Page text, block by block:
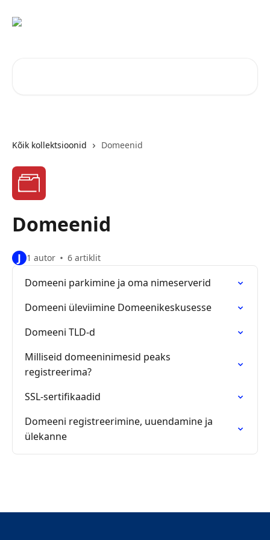
Kõik kollektsioonid Domeenid
Domeenid
J 1 autor 6 artiklit
Domeeni parkimine ja oma nimeserverid
Domeeni üleviimine Domeenikeskusesse
Domeeni TLD-d
Milliseid domeeninimesid peaks
registreerima?
SSL-sertifikaadid
Domeeni registreerimine, uuendamine ja
ülekanne